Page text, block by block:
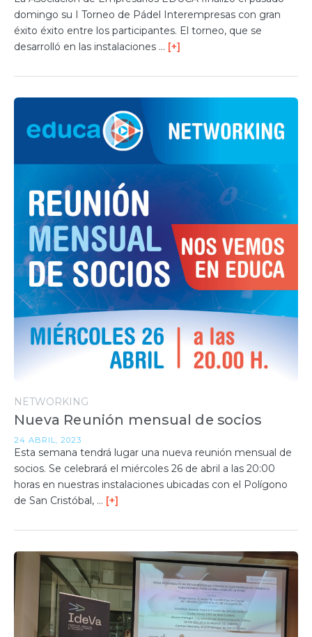
domingo su I Torneo de Pádel Interempresas con gran
éxito éxito entre los participantes. El torneo, que se
desarrolló en las instalaciones … [+]
NETWORKING
Nueva Reunión mensual de socios
24 ABRIL, 2023
Esta semana tendrá lugar una nueva reunión mensual de
socios. Se celebrará el miércoles 26 de abril a las 20:00
horas en nuestras instalaciones ubicadas con el Polígono
de San Cristóbal, … [+]